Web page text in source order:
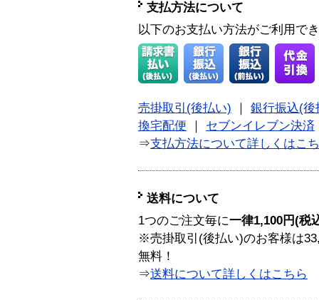
支払方法について
以下のお支払い方法がご利用で
売掛取引(後払い)
銀行振込(後
換宅配便
セブンイレブン決済
⇒支払方法について詳しくはこ
送料について
1つのご注文毎に一律1,100円(税
※売掛取引(後払い)のお客様は
無料！
⇒送料について詳しくはこちら